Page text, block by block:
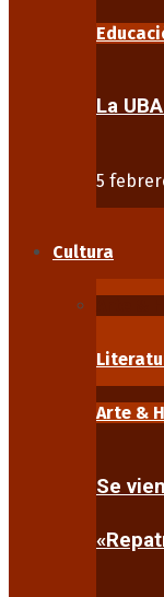
La
5
Cultura
Arte &
Se